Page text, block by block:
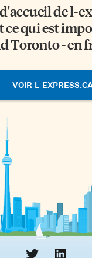
del-
ce qui est
Toronto - en
VOIR L-